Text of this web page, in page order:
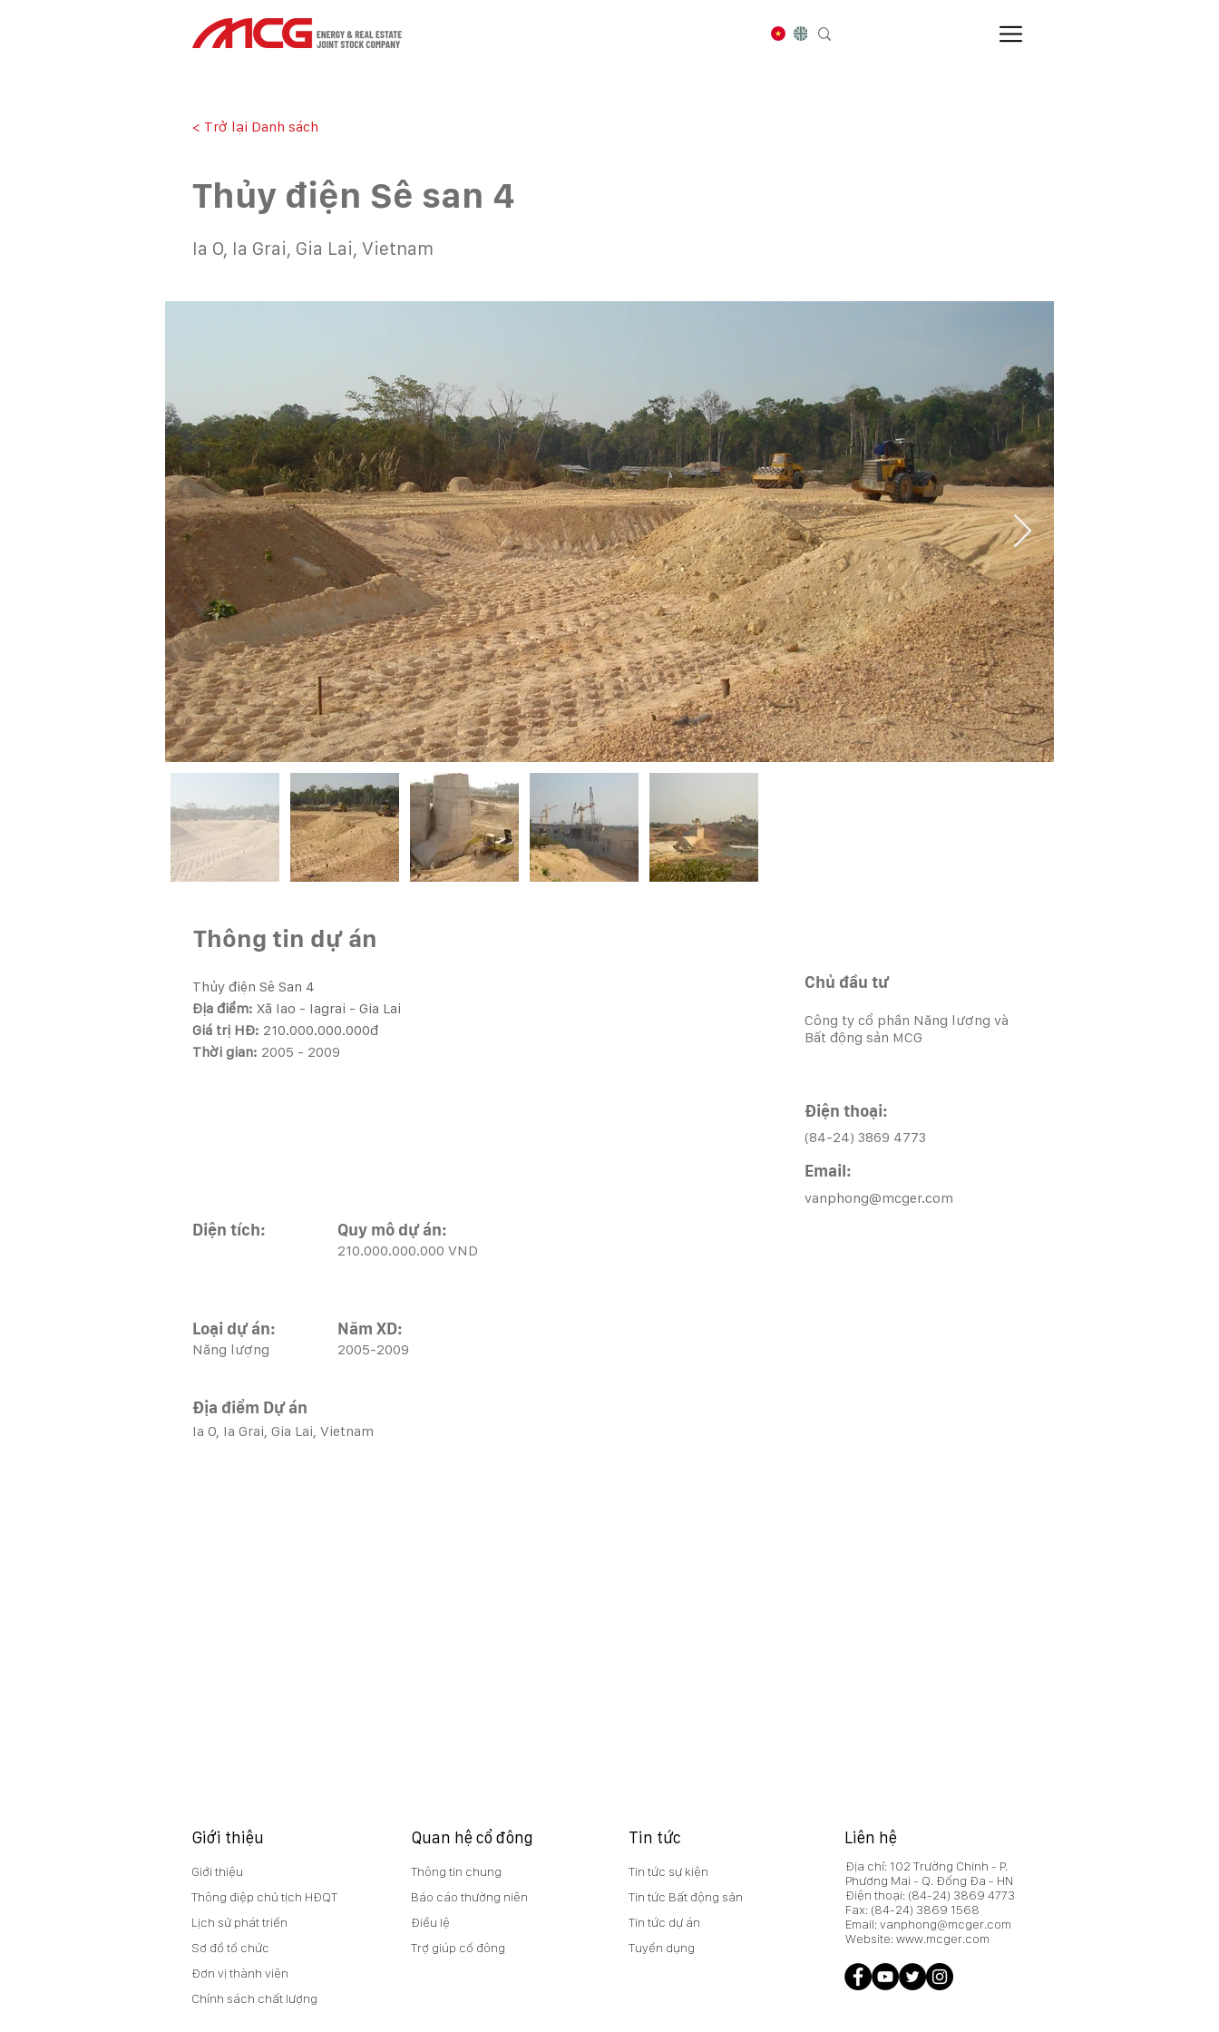
< Trở lại Danh sách
Thủy điện Sê san 4
Ia O, Ia Grai, Gia Lai, Vietnam
Thông tin dự án
Thủy điện Sê San 4
Địa điểm:
Giá trị HĐ: 210.000.000.000đ
Thời gian: 2005 - 2009
Chủ đầu tư
Công ty cổ phần Năng lượng và
Bất động sản MCG
Điện thoại:
(84-24) 3869 4773
Email:
vanphong@mcger.com
Diện tích: Quy mô dự án:
210.000.000.000 VND
Loại dự án:
Năng lượng
Năm XD:
2005-2009
Địa điểm Dự án
Ia O, Ia Grai, Gia Lai, Vietnam
Giới thiệu
Giới thiệu
Thông điệp chủ tịch HĐQT
Lịch sử phát triển
Sơ đồ tổ chức
Đơn vị thành viên
Chính sách chất lượng
Quan hệ cổ đông
Thông tin chung
Báo cáo thường niên
Điều lệ
Trợ giúp cổ đông
Tin tức
Tin tức sự kiện
Tin tức Bất động sản
Tin tức dự án
Tuyển dụng
Liên hệ
Địa chỉ: 102 Trường Chinh - P.
Phương Mai - Q. Đống Đa - HN
Điện thoại: (84-24) 3869 4773
Fax: (84-24) 3869 1568
Email: vanphong@mcger.com
Website: www.mcger.com